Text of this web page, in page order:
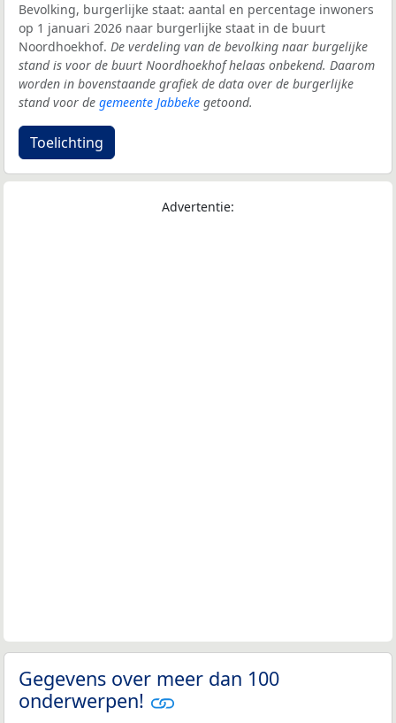
Bevolking, burgerlijke staat: aantal en percentage inwoners
op 1 januari 2026 naar burgerlijke staat in de buurt
Noordhoekhof. De verdeling van de bevolking naar burgelijke
stand is voor de buurt Noordhoekhof helaas onbekend. Daarom
worden in bovenstaande grafiek de data over de burgerlijke
stand voor de gemeente Jabbeke getoond.
Toelichting
Advertentie:
Gegevens over meer dan 100
onderwerpen!